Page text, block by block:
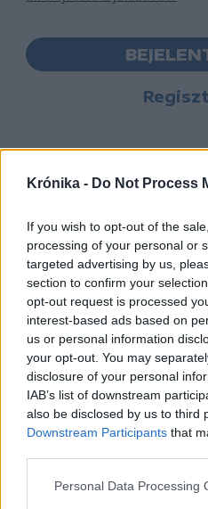
Krónika - Do Not Process
If you wish to opt-out of the
processing of your personal or
targeted advertising by us,
section to confirm your
opt-out request is processed
interest-based ads based on
us or personal information
your opt-out. You may
disclosure of your personal
IAB’s list of downstream
also be disclosed by us to third
Downstream Participants that
Personal Data Processing
Hasznos
Impresszum
Szerzői jogok
Adatvédelmi
Cookie-kezelési
Nyomtatott lapjaink